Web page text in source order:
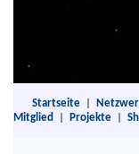
Startseite
Mitglied
Projekte